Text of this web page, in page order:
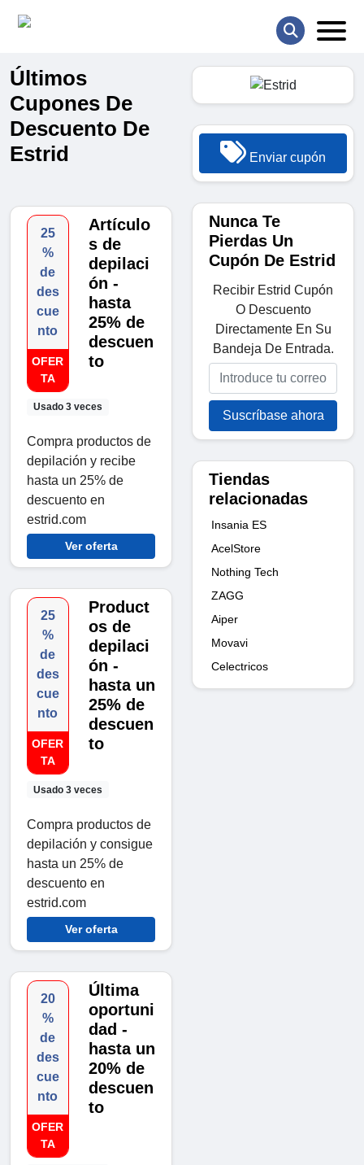
Últimos
Cupones De
Descuento De
Estrid
25
%
de
des
cue
nto
OFER
TA
Usado 3 veces
Artículo
s de
depilaci
ón -
hasta
25% de
descuen
to
Compra productos de
depilación y recibe
hasta un 25% de
descuento en
estrid.com
Ver oferta
25
%
de
des
cue
nto
OFER
TA
Usado 3 veces
Product
os de
depilaci
ón -
hasta un
25% de
descuen
to
Compra productos de
depilación y consigue
hasta un 25% de
descuento en
estrid.com
Ver oferta
20
%
de
des
cue
nto
OFER
TA
Última
oportuni
dad -
hasta un
20% de
descuen
to
Enviar cupón
Nunca Te
Pierdas Un
Cupón De Estrid
Recibir Estrid Cupón
O Descuento
Directamente En Su
Bandeja De Entrada.
Suscríbase ahora
Tiendas
relacionadas
Insania ES
AcelStore
Nothing Tech
ZAGG
Aiper
Movavi
Celectricos